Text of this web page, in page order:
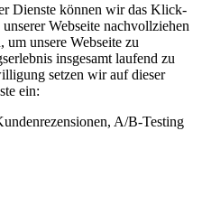
Dienste können wir das Klick-
Webseite nachvollziehen
um unsere Webseite zu
insgesamt laufend zu
setzen wir auf dieser
ein:
A/B-Testing